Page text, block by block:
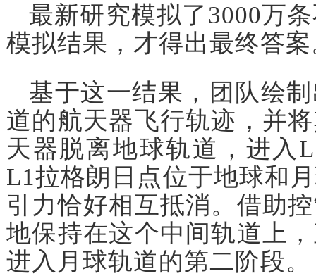
最新研究模拟了3000万
模拟结果，才得出最终答
基于这一结果，团队绘
道的航天器飞行轨迹，并
天器脱离地球轨道，进入
L1拉格朗日点位于地球和
引力恰好相互抵消。借助
地保持在这个中间轨道上
进入月球轨道的第二阶段。